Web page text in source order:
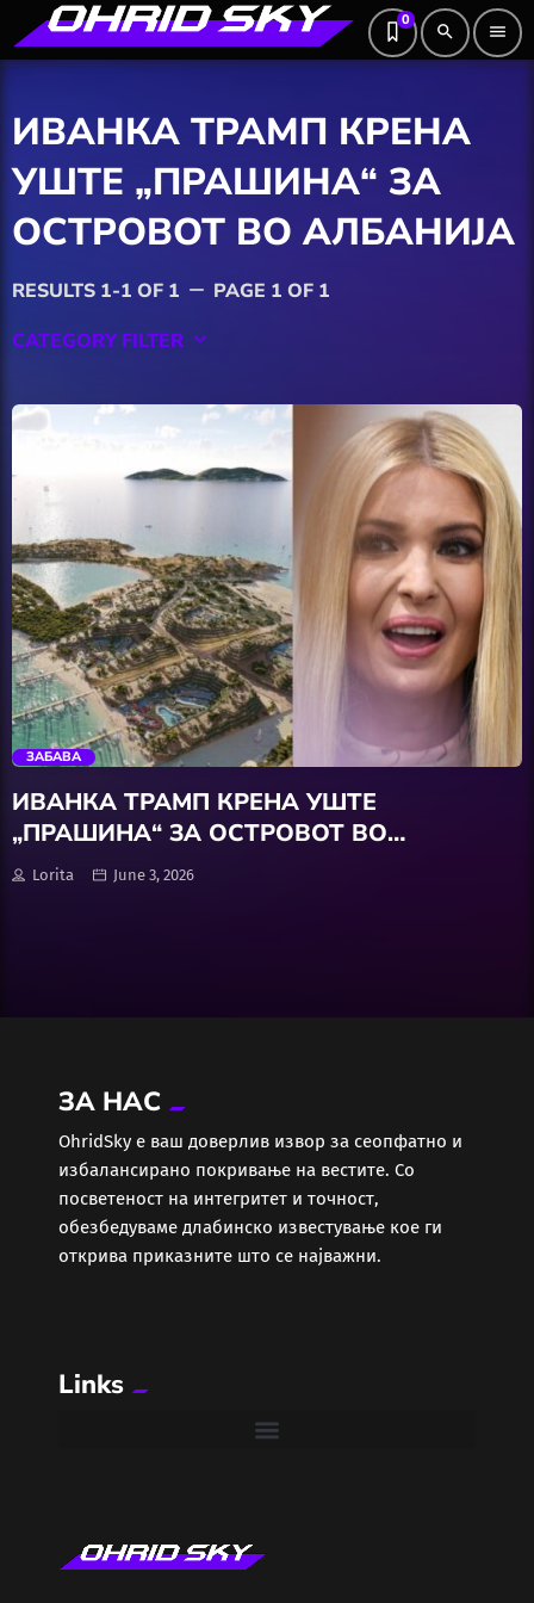
0
search menu
ИВАНКА ТРАМП КРЕНА
УШТЕ „ПРАШИНА“ ЗА
ОСТРОВОТ ВО АЛБАНИЈА
RESULTS 1-1 OF 1 remove PAGE 1 OF 1
CATEGORY FILTER keyboard_arrow_down
Wellness
АвтоКлуб
Балкан
Бизнис
Еротика
Забава
Здравје
Колумни
Лајфстајл
trending_flat
ЗАБАВА
ИВАНКА ТРАМП КРЕНА УШТЕ
„ПРАШИНА“ ЗА ОСТРОВОТ ВО
АЛБАНИЈА
Lorita June 3, 2026
ЗА НАС
ОhridSky е ваш доверлив извор за сеопфатно и
избалансирано покривање на вестите. Со
посветеност на интегритет и точност,
обезбедуваме длабинско известување кое ги
открива приказните што се најважни.
Links